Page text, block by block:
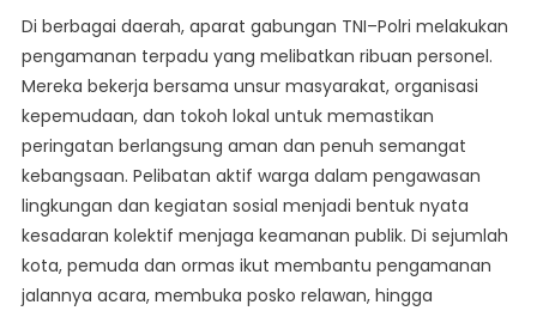
Di berbagai daerah, aparat gabungan TNI–Polri melakukan
pengamanan terpadu yang melibatkan ribuan personel.
Mereka bekerja bersama unsur masyarakat, organisasi
kepemudaan, dan tokoh lokal untuk memastikan
peringatan berlangsung aman dan penuh semangat
kebangsaan. Pelibatan aktif warga dalam pengawasan
lingkungan dan kegiatan sosial menjadi bentuk nyata
kesadaran kolektif menjaga keamanan publik. Di sejumlah
kota, pemuda dan ormas ikut membantu pengamanan
jalannya acara, membuka posko relawan, hingga